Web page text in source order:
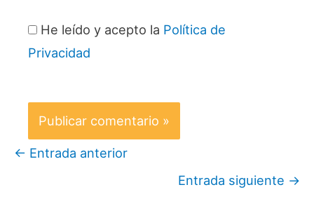
He leído y acepto la Política de
Privacidad
← Entrada anterior
Entrada siguiente →